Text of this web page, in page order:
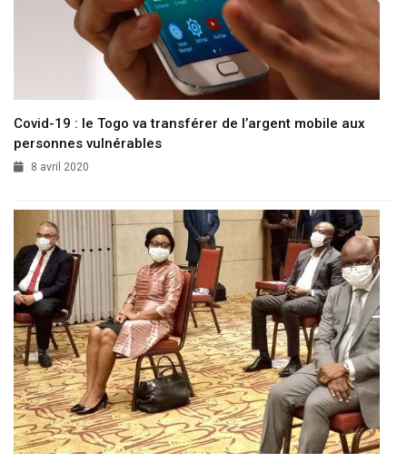
Covid-19 : le Togo va transférer de l’argent mobile aux
personnes vulnérables
8 avril 2020